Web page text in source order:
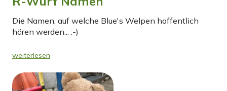
Die Namen, auf welche Blue's Welpen hoffentlich
hören werden... :-)
weiterlesen